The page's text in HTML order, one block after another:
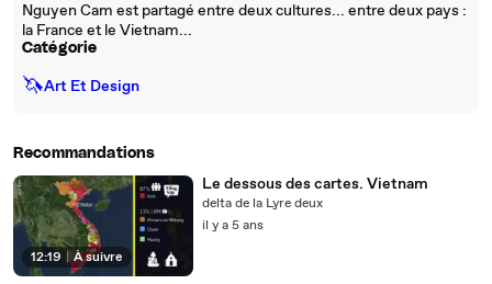
Nguyen Cam est partagé entre deux cultures... entre deux pays :
la France et le Vietnam...
Catégorie
🦄Art Et Design
Recommandations
12:19 À suivre
Le dessous des cartes. Vietnam
delta de la Lyre deux
il y a 5 ans